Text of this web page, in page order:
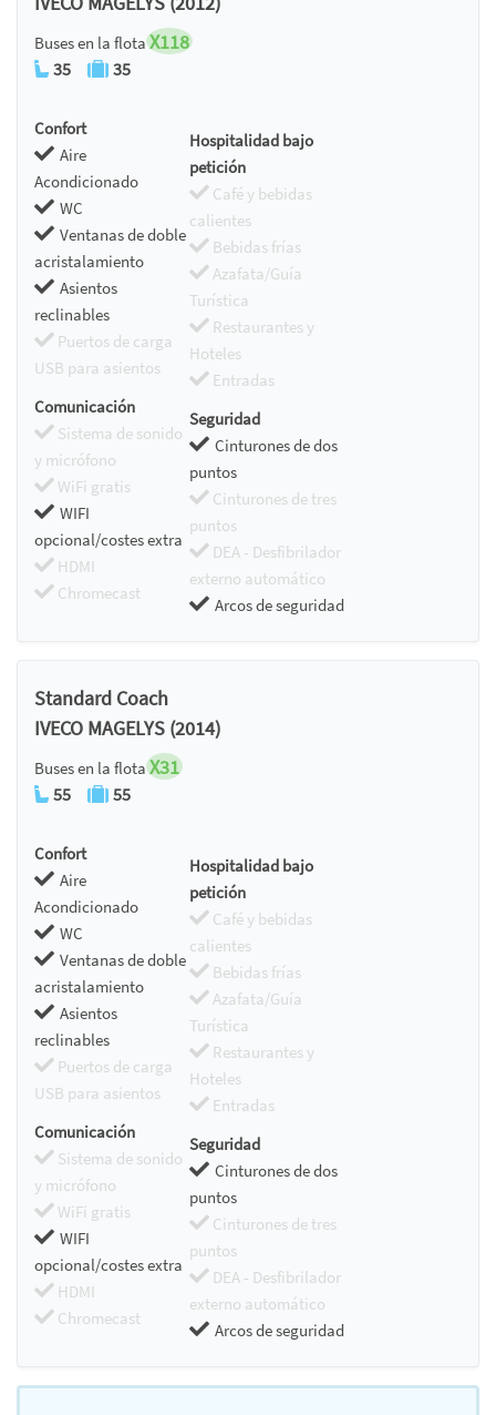
Buses en la flota X118
35 35
Confort
Aire
Acondicionado
WC
Ventanas de doble
acristalamiento
Asientos
reclinables
Puertos de carga
USB para asientos
Hospitalidad bajo
petición
Café y bebidas
calientes
Bebidas frías
Azafata/Guía
Turística
Restaurantes y
Hoteles
Entradas
Comunicación
Sistema de sonido
y micrófono
WiFi gratis
WIFI
opcional/costes extra
HDMI
Chromecast
Seguridad
Cinturones de dos
puntos
Cinturones de tres
puntos
DEA - Desfibrilador
externo automático
Arcos de seguridad
Standard Coach
IVECO MAGELYS (2014)
Buses en la flota X31
55 55
Confort
Aire
Acondicionado
WC
Ventanas de doble
acristalamiento
Asientos
reclinables
Puertos de carga
USB para asientos
Hospitalidad bajo
petición
Café y bebidas
calientes
Bebidas frías
Azafata/Guía
Turística
Restaurantes y
Hoteles
Entradas
Comunicación
Sistema de sonido
y micrófono
WiFi gratis
WIFI
opcional/costes extra
HDMI
Chromecast
Seguridad
Cinturones de dos
puntos
Cinturones de tres
puntos
DEA - Desfibrilador
externo automático
Arcos de seguridad